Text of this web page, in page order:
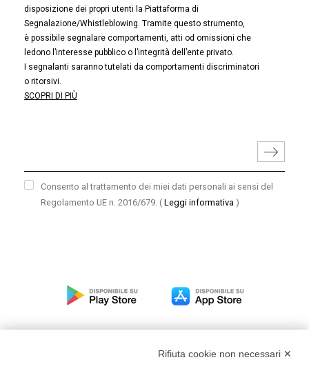
disposizione dei propri utenti la Piattaforma di
Segnalazione/Whistleblowing. Tramite questo strumento,
è possibile segnalare comportamenti, atti od omissioni che
ledono l’interesse pubblico o l’integrità dell’ente privato.
I segnalanti saranno tutelati da comportamenti discriminatori
o ritorsivi.
SCOPRI DI PIÙ
Consento al trattamento dei miei dati personali ai sensi del
Regolamento UE n. 2016/679. ( Leggi informativa )
Rifiuta cookie non necessari ✕